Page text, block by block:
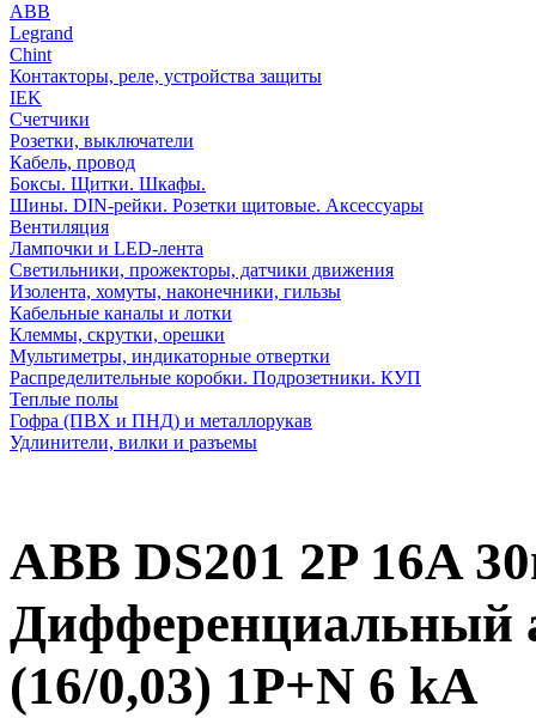
АВВ
Legrand
Chint
Контакторы, реле, устройства защиты
IEK
Счетчики
Розетки, выключатели
Кабель, провод
Боксы. Щитки. Шкафы.
Шины. DIN-рейки. Розетки щитовые. Аксессуары
Вентиляция
Лампочки и LED-лента
Светильники, прожекторы, датчики движения
Изолента, хомуты, наконечники, гильзы
Кабельные каналы и лотки
Клеммы, скрутки, орешки
Мультиметры, индикаторные отвертки
Распределительные коробки. Подрозетники. КУП
Теплые полы
Гофра (ПВХ и ПНД) и металлорукав
Удлинители, вилки и разъемы
ABB DS201 2P 16A
Дифференциальный
(16/0,03) 1P+N 6 kА